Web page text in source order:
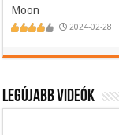
Moon
2024-02-28
Legújabb videók